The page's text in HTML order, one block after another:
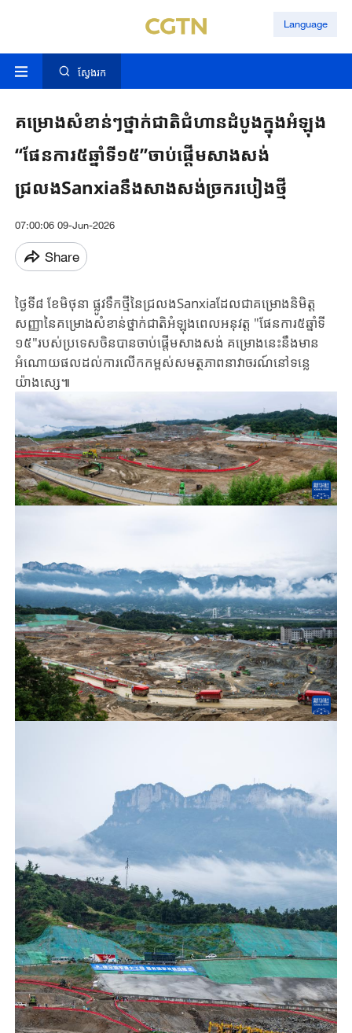
Language
ស្វែងរក
គម្រោងសំខាន់ៗថ្នាក់ជាតិជំហានដំបូងក្នុងអំឡុង
“ផែនការ៥ឆ្នាំទី១៥”ចាប់ផ្តើមសាងសង់
ជ្រលងSanxiaនឹងសាងសង់ច្រករបៀងថ្មី
07:00:06 09-Jun-2026
Share
ថ្ងៃទី​៨ ខែមិថុនា ​ផ្លូវទឹកថ្មី​នៃ​ជ្រលង​Sanxia​ដែល​ជា​គម្រោង​និមិត្ត
សញ្ញា​នៃ​គម្រោង​សំខាន់​ថ្នាក់​ជាតិ​អំឡុងពេល​​អនុវត្ត​ "ផែនការ​៥ឆ្នាំ​ទី​
១៥​"​របស់​ប្រទេស​ចិន​បាន​ចាប់ផ្តើម​សាងសង់​ ​គម្រោង​នេះ​នឹង​មាន​
អំណោយផល​​ដល់​ការ​លើកកម្ពស់​​សមត្ថភាព​នាវាចរណ៍​នៅ​​ទន្លេ​
យ៉ាងសេ្ស៕